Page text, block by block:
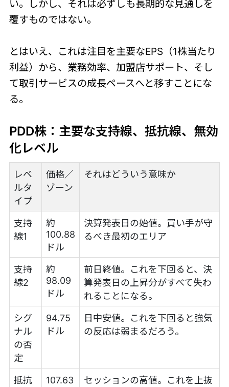
い。しかし、それは必ずしも長期的な見通しを
覆すものではない。
とはいえ、これは注目を主要なEPS（1株当たり
利益）から、業務効率、加盟店サポート、そし
て取引サービスの成長ペースへと移すことにな
る。
PDD株：主要な支持線、抵抗線、無効
化レベル
レベ
ルタ
イプ
価格／
ゾーン
それはどういう意味か
支持
線1
約
100.88
ドル
決算発表日の始値。買い手が守
るべき最初のエリア
支持
線2
約
98.09
ドル
前日終値。これを下回ると、決
算発表日の上昇分がすべて失わ
れることになる。
シグ
ナル
の否
定
94.75
ドル
日中安値。これを下回ると強気
の反応は弱まるだろう。
抵抗
107.63
セッションの高値。これを上抜